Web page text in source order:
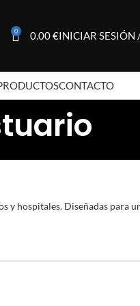
0 0.00€INICIAR SESIÓN
CONTACTO
y hospitales. Diseñadas para